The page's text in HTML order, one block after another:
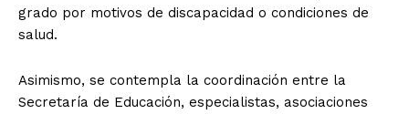
grado por motivos de discapacidad o condiciones de
salud.
Asimismo, se contempla la coordinación entre la
Secretaría de Educación, especialistas, asociaciones